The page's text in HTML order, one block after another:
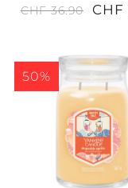
CHF 36.90
CHF
50%